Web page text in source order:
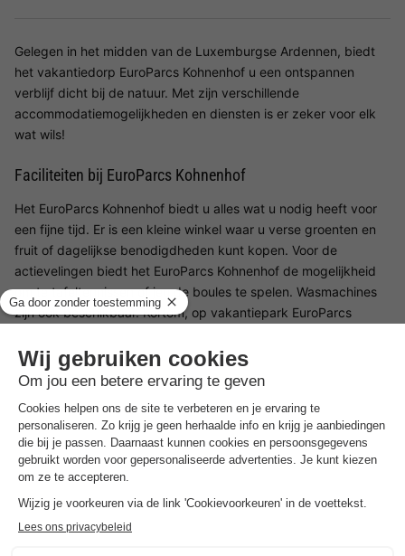
Gelegen in het midden van de Luxemburgse Ardennen, biedt
het vakantiedorp EuroParcs Kohnenhof u een ontspannen
verblijf dicht bij de natuur. Met zijn verschillende
accommodatiemogelijkheden en diensten is er zeker voor elk
wat wils!
Faciliteiten bij EuroParcs Kohnenhof
Het EuroParcs Kohnenhof biedt u alles wat u nodig heeft voor
een fijne tijd. Er is een kleine winkel waar u verse groenten en
fruit of dagelijkse benodigdheden kunt kopen. Voor de
actievelingen biedt het EuroParcs Kohnenhof de mogelijkheid
om te tafeltennissen of jeu de boules te spelen. Wasmachines
zijn ook beschikbaar. Kortom, op vakantiepark EuroParcs
Kinderfaciliteiten bij EuroParcs Kohnenhof
Op vakantiepark EuroParcs Kohnenhof is er voor elk wat wils!
Uw kinderen zullen zich niet vervelen, vooral niet op de grote
speelplaats, die zich perfect leent om stoom af te blazen. Het
vakantiepark biedt ook een animatieprogramma met diverse
Restaurants in het EuroParcs Kohnenhof